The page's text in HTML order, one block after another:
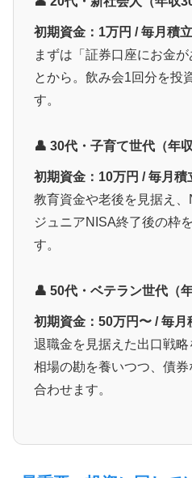
初期資金：1万円 / 毎月積
まずは「証券口座にお金
とから。飲み会1回分を投
す。
👤 30代・子育て世代（年
初期資金：10万円 / 毎月積
教育資金や老後を見据え、
ジュニアNISA終了後の枠
す。
👤 50代・ベテラン世代（
初期資金：50万円〜 / 毎月
退職金を見据えた出口戦
相場の勘を養いつつ、債
合わせます。